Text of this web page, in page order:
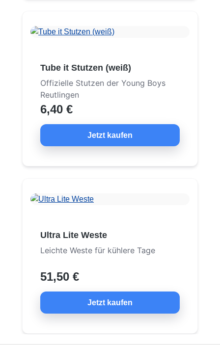
Tube it Stutzen (weiß)
Offizielle Stutzen der Young Boys
Reutlingen
6,40 €
Jetzt kaufen
Ultra Lite Weste
Leichte Weste für kühlere Tage
51,50 €
Jetzt kaufen